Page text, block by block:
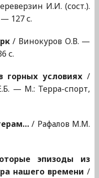
И.И. (сост.).
127 с.
/ Винокуров О.В. —
с.
горных условиях /
— М.: Терра-спорт,
/ Рафалов М.М.
эпизоды из
нашего времени /